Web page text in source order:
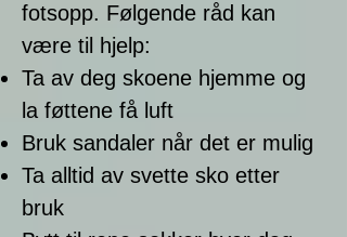
fotsopp. Følgende råd kan
være til hjelp:
Ta av deg skoene hjemme og
la føttene få luft
Bruk sandaler når det er mulig
Ta alltid av svette sko etter
bruk